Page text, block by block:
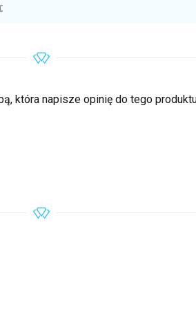
:
która napisze opinię do tego